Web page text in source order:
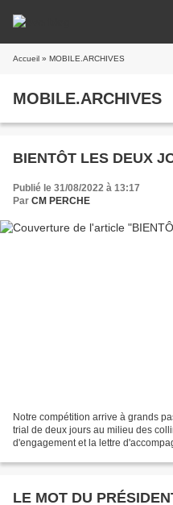
Accueil » MOBILE.ARCHIVES
MOBILE.ARCHIVES
BIENTÔT LES DEUX
Publié le 31/08/2022 à 13:17
Par CM PERCHE
Notre compétition arrive à grands
trial de deux jours au milieu des
d'engagement et la lettre
LE MOT DU